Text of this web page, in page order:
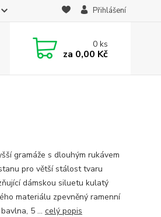
Přihlášení
0ks
za 0,00 Kč
gramáže s dlouhým rukávem
pro větší stálost tvaru
dámskou siluetu kulatý
materiálu zpevněný ramenní
5 ... celý popis